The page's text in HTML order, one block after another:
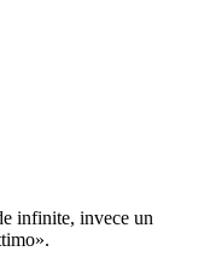
infinite, invece un